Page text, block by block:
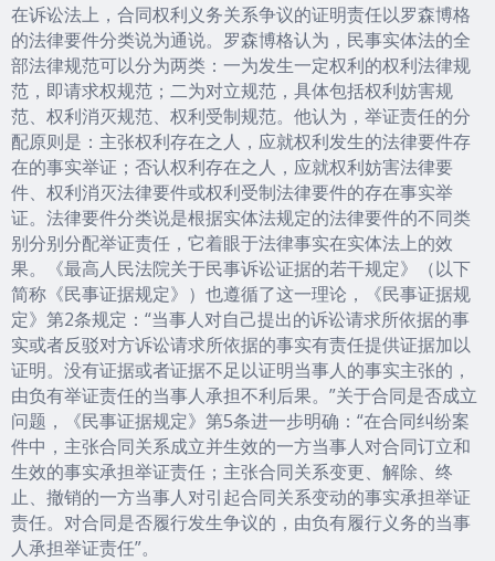
在诉讼法上，合同权利义务关系争议的证明责任以罗森博格
的法律要件分类说为通说。罗森博格认为，民事实体法的全
部法律规范可以分为两类：一为发生一定权利的权利法律规
范，即请求权规范；二为对立规范，具体包括权利妨害规
范、权利消灭规范、权利受制规范。他认为，举证责任的分
配原则是：主张权利存在之人，应就权利发生的法律要件存
在的事实举证；否认权利存在之人，应就权利妨害法律要
件、权利消灭法律要件或权利受制法律要件的存在事实举
证。法律要件分类说是根据实体法规定的法律要件的不同类
别分别分配举证责任，它着眼于法律事实在实体法上的效
果。《最高人民法院关于民事诉讼证据的若干规定》（以下
简称《民事证据规定》）也遵循了这一理论，《民事证据规
定》第2条规定：“当事人对自己提出的诉讼请求所依据的事
实或者反驳对方诉讼请求所依据的事实有责任提供证据加以
证明。没有证据或者证据不足以证明当事人的事实主张的，
由负有举证责任的当事人承担不利后果。”关于合同是否成立
问题，《民事证据规定》第5条进一步明确：“在合同纠纷案
件中，主张合同关系成立并生效的一方当事人对合同订立和
生效的事实承担举证责任；主张合同关系变更、解除、终
止、撤销的一方当事人对引起合同关系变动的事实承担举证
责任。对合同是否履行发生争议的，由负有履行义务的当事
人承担举证责任”。